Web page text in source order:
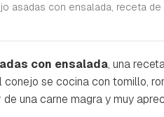
asadas con ensalada, receta de
con ensalada, una
se cocina con tomillo,
una carne magra y muy